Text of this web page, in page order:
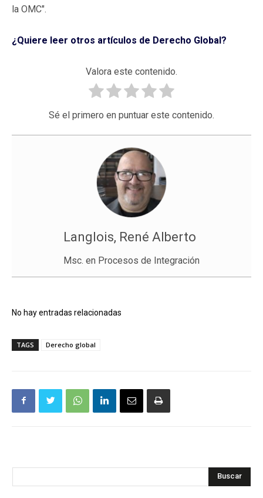
la OMC".
¿Quiere leer otros artículos de Derecho Global?
Valora este contenido.
Sé el primero en puntuar este contenido.
Langlois, René Alberto
Msc. en Procesos de Integración
No hay entradas relacionadas
TAGS Derecho global
Buscar